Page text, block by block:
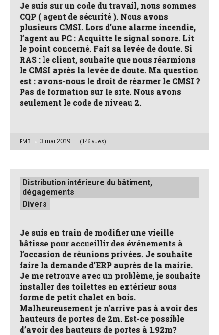
Je suis sur un code du travail, nous sommes
CQP ( agent de sécurité ). Nous avons
plusieurs CMSI. Lors d’une alarme incendie,
l’agent au PC : Acquitte le signal sonore. Lit
le point concerné. Fait sa levée de doute. Si
RAS : le client, souhaite que nous réarmions
le CMSI après la levée de doute. Ma question
est : avons-nous le droit de réarmer le CMSI ?
Pas de formation sur le site. Nous avons
seulement le code de niveau 2.
Posted
FMB 3 mai 2019 (146 vues)
Posted
inDistribution intérieure du bâtiment,
dégagements
Divers
Je suis en train de modifier une vieille
bâtisse pour accueillir des événements à
l’occasion de réunions privées. Je souhaite
faire la demande d’ERP auprès de la mairie.
Je me retrouve avec un problème, je souhaite
installer des toilettes en extérieur sous
forme de petit chalet en bois.
Malheureusement je n’arrive pas à avoir des
hauteurs de portes de 2m. Est-ce possible
d’avoir des hauteurs de portes à 1.92m?